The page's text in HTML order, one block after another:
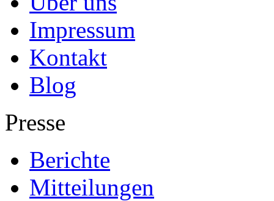
Impressum
Kontakt
Blog
Presse
Berichte
Mitteilungen